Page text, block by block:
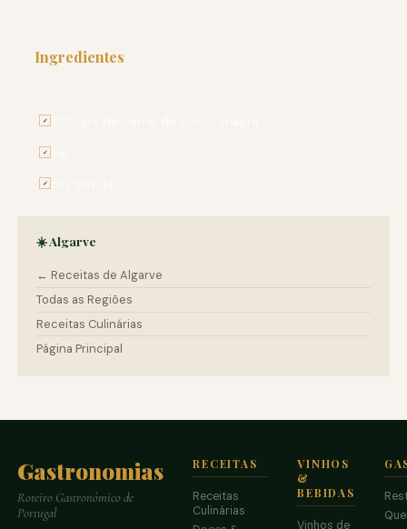
Ingredientes
✓
✓
✓
☀️ Algarve
← Receitas de Algarve
Todas as Regiões
Receitas Culinárias
Página Principal
Gastronomias
Roteiro Gastronómico de
Portugal
RECEITAS
Receitas
Culinárias
VINHOS
&
BEBIDAS
Vinhos de